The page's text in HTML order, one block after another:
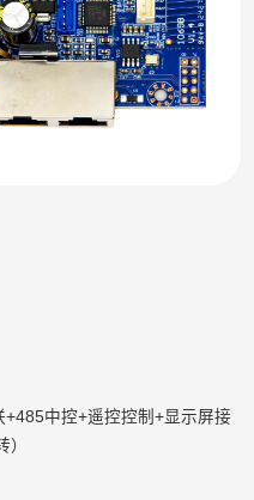
中控+遥控控制+显示屏接
）